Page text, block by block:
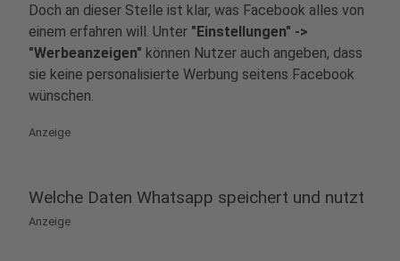
Doch an dieser Stelle ist klar, was Facebook alles von
einem erfahren will. Unter "Einstellungen" ->
"Werbeanzeigen" können Nutzer auch angeben, dass
sie keine personalisierte Werbung seitens Facebook
wünschen.
Anzeige
Welche Daten Whatsapp speichert und nutzt
Anzeige